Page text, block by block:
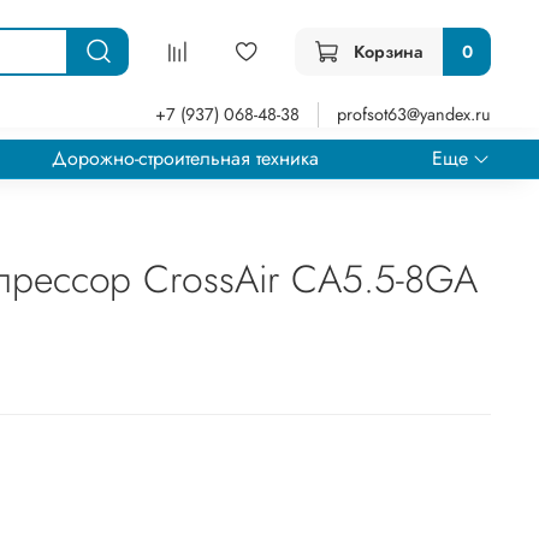
Корзина 0
+7 (937) 068-48-38 profsot63@yandex.ru
Дорожно-строительная техника
Еще
CrossAir CA5.5-8GA